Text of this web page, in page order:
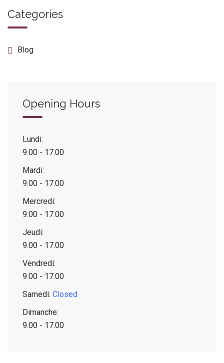
Categories
Blog
Opening Hours
Lundi:
9.00 - 17.00
Mardi:
9.00 - 17.00
Mercredi:
9.00 - 17.00
Jeudi:
9.00 - 17.00
Vendredi:
9.00 - 17.00
Samedi: Closed
Dimanche:
9.00 - 17.00